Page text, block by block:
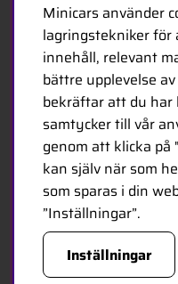
åldrar och hos oss finns
experterna i branschen -
service och logistik.
Minicars huvudkontor är
strategiskt placerat längs
MINICARS.SE
Svenska
Minicars använder
lagringstekniker för
innehåll, relevant
bättre upplevelse
bekräftar att du har
samtycker till vår
genom att klicka på
kan själv när som
som sparas i din
”Inställningar”.
Inställningar